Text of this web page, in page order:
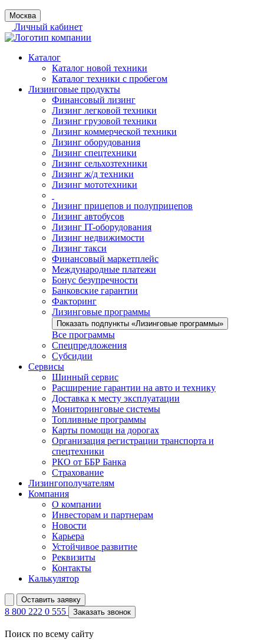
Москва
Личный кабинет
Каталог
Каталог новой техники
Каталог техники с пробегом
Лизинговые продукты
Финансовый лизинг
Лизинг легковой техники
Лизинг грузовой техники
Лизинг коммерческой техники
Лизинг оборудования
Лизинг спецтехники
Лизинг сельхозтехники
Лизинг ж/д техники
Лизинг мототехники
Лизинг прицепов и полуприцепов
Лизинг автобусов
Лизинг IT-оборудования
Лизинг недвижимости
Лизинг такси
Финансовый маркетплейс
Международные платежи
Бонус безупречности
Банковские гарантии
Факторинг
Лизинговые программы
Показать подпункты «Лизинговые программы»
Все программы
Спецпредложения
Субсидии
Сервисы
Шинный сервис
Расширение гарантии на авто и технику
Доставка к месту эксплуатации
Мониторинговые системы
Топливные программы
Карты помощи на дорогах
Организация регистрации транспорта и
спецтехники
РКО от ББР Банка
Страхование
Лизингополучателям
Компания
О компании
Инвесторам и партнерам
Новости
Карьера
Устойчивое развитие
Реквизиты
Контакты
Калькулятор
Оставить заявку
8 800 222 0 555 Заказать звонок
Поиск по всему сайту